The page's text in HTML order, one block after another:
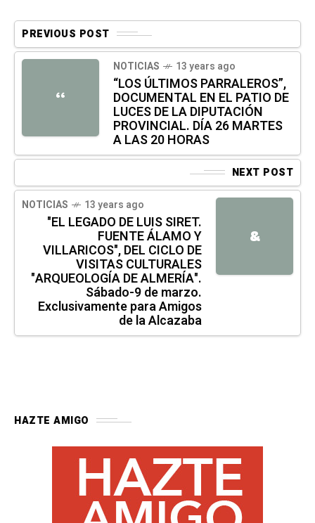
PREVIOUS POST
“
NOTICIAS 13 years ago
“LOS ÚLTIMOS PARRALEROS”,
DOCUMENTAL EN EL PATIO DE
LUCES DE LA DIPUTACIÓN
PROVINCIAL. DÍA 26 MARTES
A LAS 20 HORAS
NEXT POST
&
NOTICIAS 13 years ago
"EL LEGADO DE LUIS SIRET.
FUENTE ÁLAMO Y
VILLARICOS", DEL CICLO DE
VISITAS CULTURALES
"ARQUEOLOGÍA DE ALMERÍA".
Sábado-9 de marzo.
Exclusivamente para Amigos
de la Alcazaba
HAZTE AMIGO